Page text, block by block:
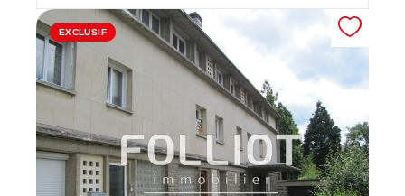
EXCLUSIF